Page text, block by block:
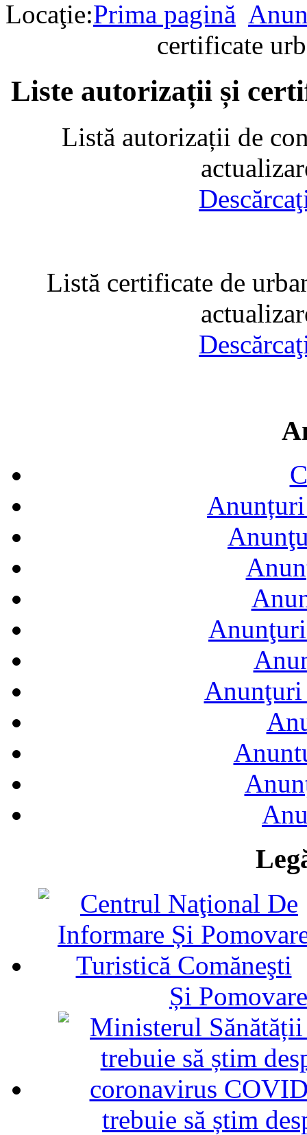
Locaţie:Prima pagină
certificate
Liste autorizații și
Listă autorizații de
Listă certificate de
Și
trebuie să știm